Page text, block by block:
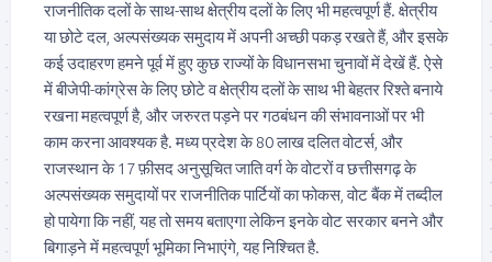
राजनीतिक दलों के साथ-साथ क्षेत्रीय दलों के लिए भी महत्वपूर्ण हैं. क्षेत्रीय
या छोटे दल, अल्पसंख्यक समुदाय में अपनी अच्छी पकड़ रखते हैं, और इसके
कई उदाहरण हमने पूर्व में हुए कुछ राज्यों के विधानसभा चुनावों में देखें हैं. ऐसे
में बीजेपी-कांग्रेस के लिए छोटे व क्षेत्रीय दलों के साथ भी बेहतर रिश्ते बनाये
रखना महत्वपूर्ण है, और जरुरत पड़ने पर गठबंधन की संभावनाओं पर भी
काम करना आवश्यक है. मध्य प्रदेश के 80 लाख दलित वोटर्स, और
राजस्थान के 17 फ़ीसद अनुसूचित जाति वर्ग के वोटरों व छत्तीसगढ़ के
अल्पसंख्यक समुदायों पर राजनीतिक पार्टियों का फोकस, वोट बैंक में तब्दील
हो पायेगा कि नहीं, यह तो समय बताएगा लेकिन इनके वोट सरकार बनने और
बिगाड़ने में महत्वपूर्ण भूमिका निभाएंगे, यह निश्चित है.